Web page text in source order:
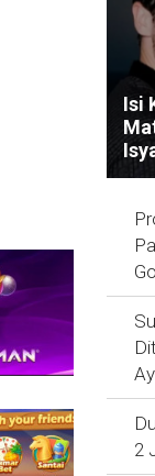
Isi
2